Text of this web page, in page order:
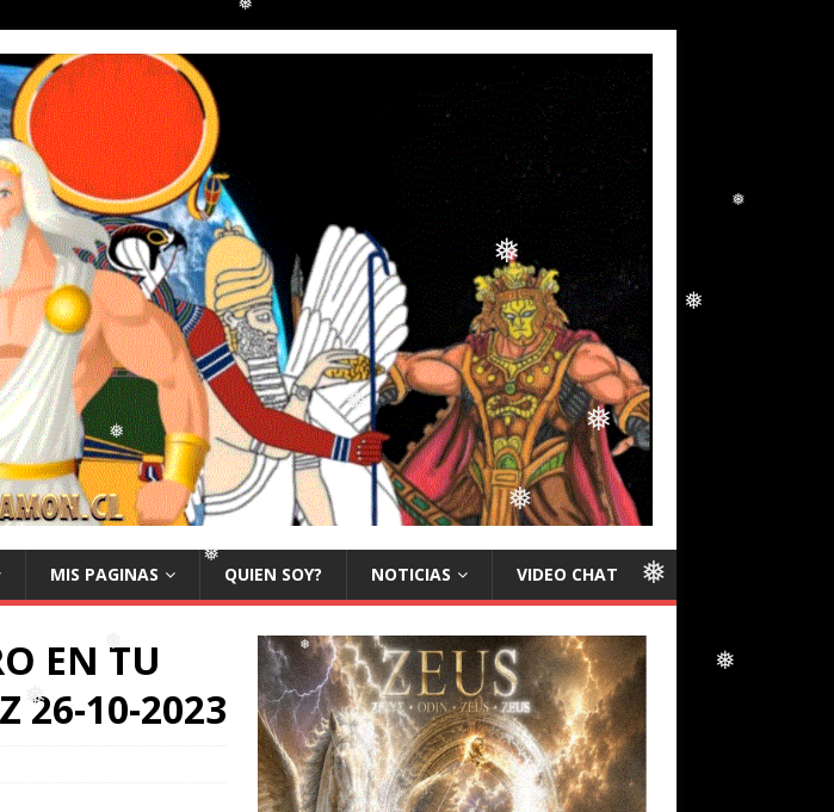
❅
❅ ❅
❅
❅
❅
❅
❅
❅
❅
❅
MIS PAGINAS QUIEN SOY? NOTICIAS VIDEO CHAT
EN TU
26-10-2023